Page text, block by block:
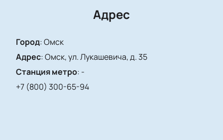
Адрес
Город:Омск
Адрес:Омск, ул. Лукашевича, д. 35
Станция метро: -
+7 (800) 300-65-94